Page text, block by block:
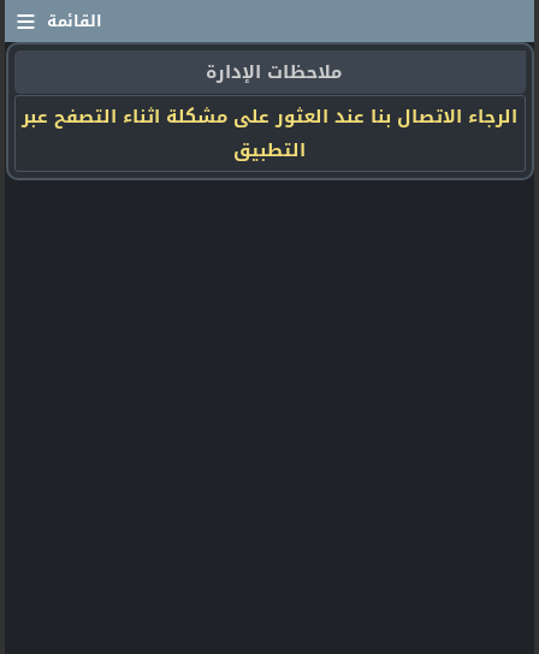
≡ القائمة
ملاحظات الإدارة
الرجاء الاتصال بنا عند العثور على مشكلة اثناء التصفح عبر
التطبيق